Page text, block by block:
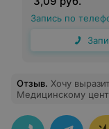
Запись по
Отзыв. Хочу
Медицинскому центру «Амадей Клиник» ,
персонал. Моя